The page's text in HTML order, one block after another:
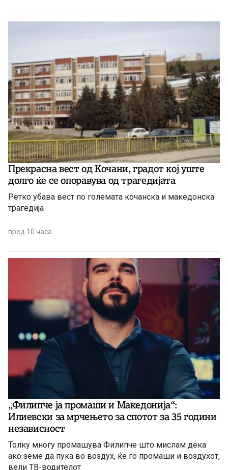
Прекрасна вест од Кочани, градот кој уште
долго ќе се опоравува од трагедијата
Ретко убава вест по големата кочанска и македонска
трагедија
пред 10 часа
„Филипче ја промаши и Македонија“:
Илиевски за мрчењето за спотот за 35 години
независност
Толку многу промашува Филипче што мислам дека
ако земе да пука во воздух, ќе го промаши и воздухот,
вели ТВ-водителот